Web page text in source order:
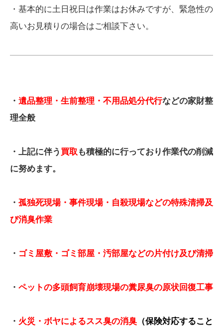
・基本的に土日祝日は作業はお休みですが、緊急性の
高いお見積りの場合はご相談下さい。
・ 遺品整理・生前整理・不用品処分代行などの家財整
理全般
・上記に伴う 買取 も積極的に行っており作業代の削減
に努めます。
・ 孤独死現場・事件現場・自殺現場などの特殊清掃及
び消臭作業
・ ゴミ屋敷・ゴミ部屋・汚部屋などの片付け及び清掃
・ ペットの多頭飼育崩壊現場の糞尿臭の原状回復工事
・ 火災・ボヤによるスス臭の消臭 （保険対応すること